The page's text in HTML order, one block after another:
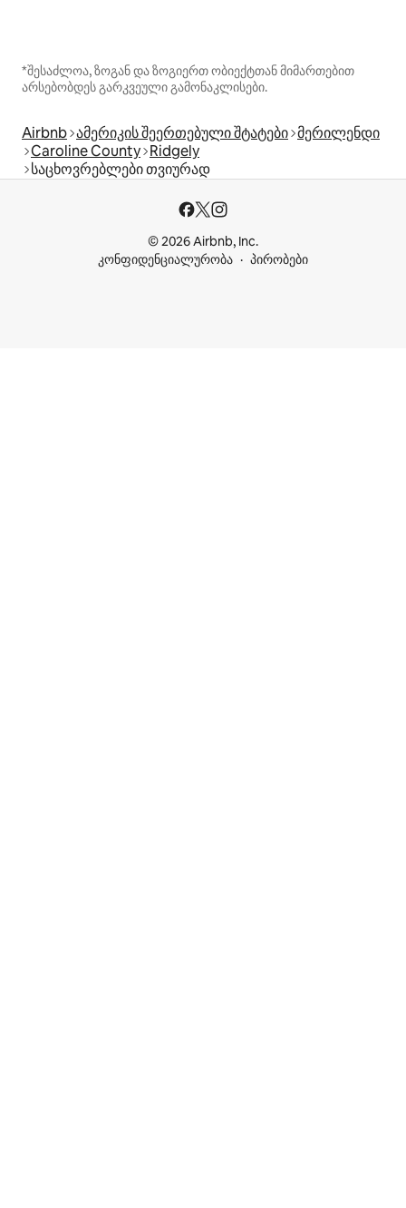
*შესაძლოა, ზოგან და ზოგიერთ ობიექტთან მიმართებით
არსებობდეს გარკვეული გამონაკლისები.
Airbnb ამერიკის შეერთებული შტატები მერილენდი
Caroline County Ridgely
საცხოვრებლები თვიურად
© 2026 Airbnb, Inc.
კონფიდენციალურობა
პირობები